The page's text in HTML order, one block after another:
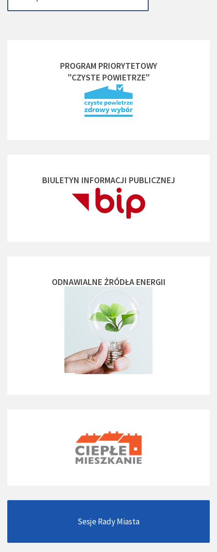
PROGRAM PRIORYTETOWY
"CZYSTE POWIETRZE"
BIULETYN INFORMACJI PUBLICZNEJ
ODNAWIALNE ŻRÓDŁA ENERGII
Sesje Rady Miasta